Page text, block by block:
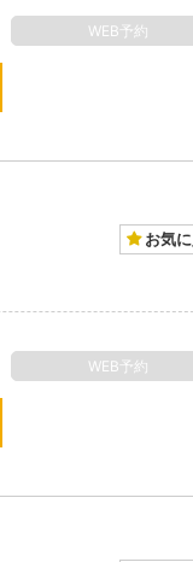
WEB予約
お気
WEB予約